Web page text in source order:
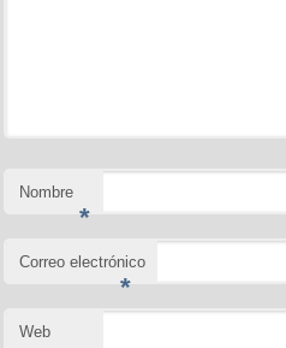
Nombre
*
Correo electrónico
*
Web